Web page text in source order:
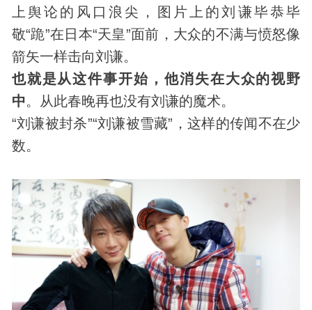
上舆论的风口浪尖，图片上的刘谦毕恭毕
敬“跪”在日本“天皇”面前，大众的不满与愤怒像
箭矢一样击向刘谦。
也就是从这件事开始，他消失在大众的视野
中。从此春晚再也没有刘谦的魔术。
“刘谦被封杀”“刘谦被雪藏”，这样的传闻不在少
数。